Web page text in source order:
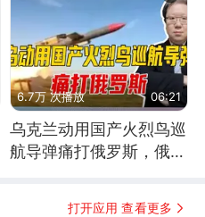
6.7万 次播放 06:21
乌克兰动用国产火烈鸟巡
航导弹痛打俄罗斯，俄军
打开应用 查看更多